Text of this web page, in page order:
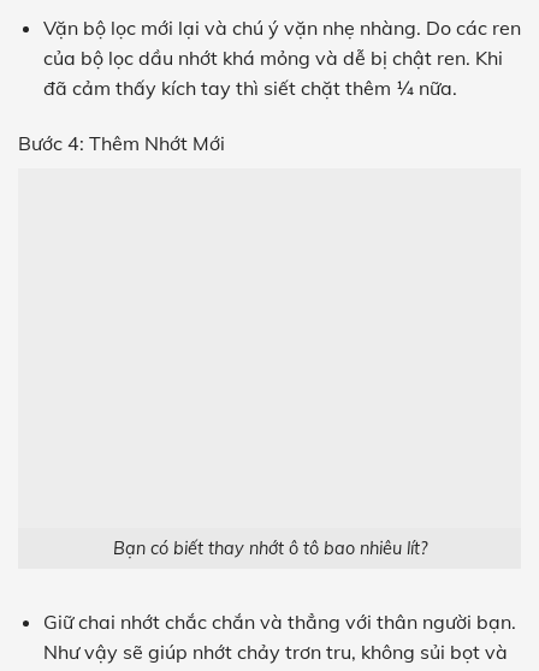
Vặn bộ lọc mới lại và chú ý vặn nhẹ nhàng. Do các ren
của bộ lọc dầu nhớt khá mỏng và dễ bị chật ren. Khi
đã cảm thấy kích tay thì siết chặt thêm ¼ nữa.
Bước 4: Thêm Nhớt Mới
Bạn có biết thay nhớt ô tô bao nhiêu lít?
Giữ chai nhớt chắc chắn và thẳng với thân người bạn.
Như vậy sẽ giúp nhớt chảy trơn tru, không sủi bọt và